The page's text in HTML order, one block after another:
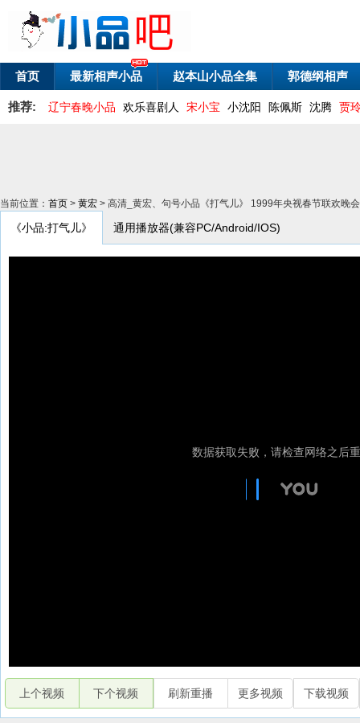
首页 最新相声小品 赵本山小品全集 郭德纲相声
推荐: 辽宁春晚小品 欢乐喜剧人 宋小宝 小沈阳 陈佩斯 沈腾 贾
当前位置： 首页 > 黄宏 > 高清_黄宏、句号小品《打气儿》 1999年央视春节联欢晚
《小品:打气儿》 通用播放器(兼容PC/Android/IOS)
上个视频 下个视频 刷新重播 更多视频 下载视频